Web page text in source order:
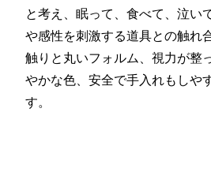
と考え、眠って、食べて、泣い
や感性を刺激する道具との触れ
触りと丸いフォルム、視力が整
やかな色、安全で手入れもしや
す。